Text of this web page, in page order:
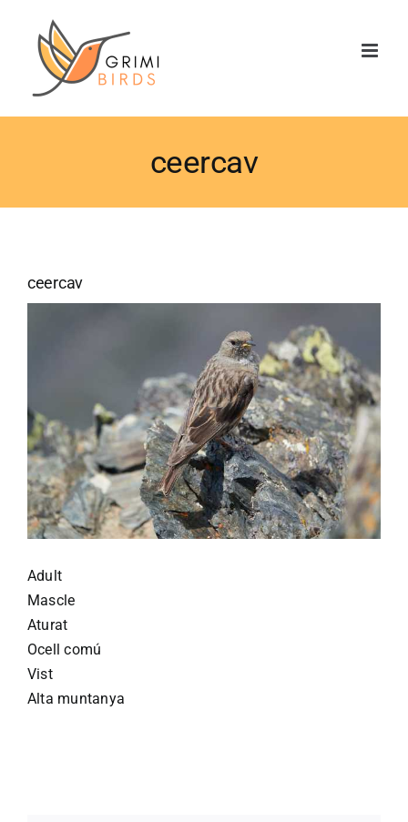
contenido
ceercav
ceercav
Adult
Mascle
Aturat
Ocell comú
Vist
Alta muntanya